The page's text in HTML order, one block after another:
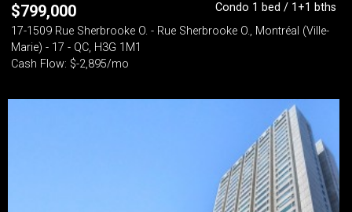
$799,000
Condo 1 bed / 1+1 bths
17-1509 Rue Sherbrooke O. - Rue Sherbrooke O., Montréal (Ville-
Marie) - 17 - QC, H3G 1M1
Cash Flow: $-2,895/mo